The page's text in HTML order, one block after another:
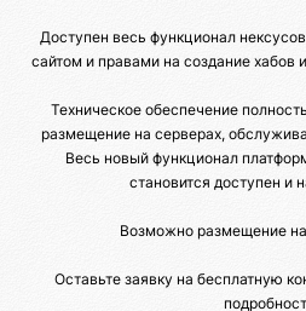
Доступен весь функционал
сайтом и правами на создание хабов
Техническое обеспечение
размещение на серверах,
Весь новый функционал
становится доступен и
Возможно размещение
Оставьте заявку на бесплатную